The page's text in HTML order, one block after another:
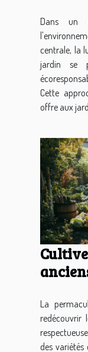
Dans un
centrale, la
jardin se
Cette
offre aux
un
La
redécouvrir
des variétés